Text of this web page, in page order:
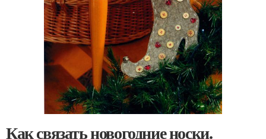
Как связать новогодние носки.